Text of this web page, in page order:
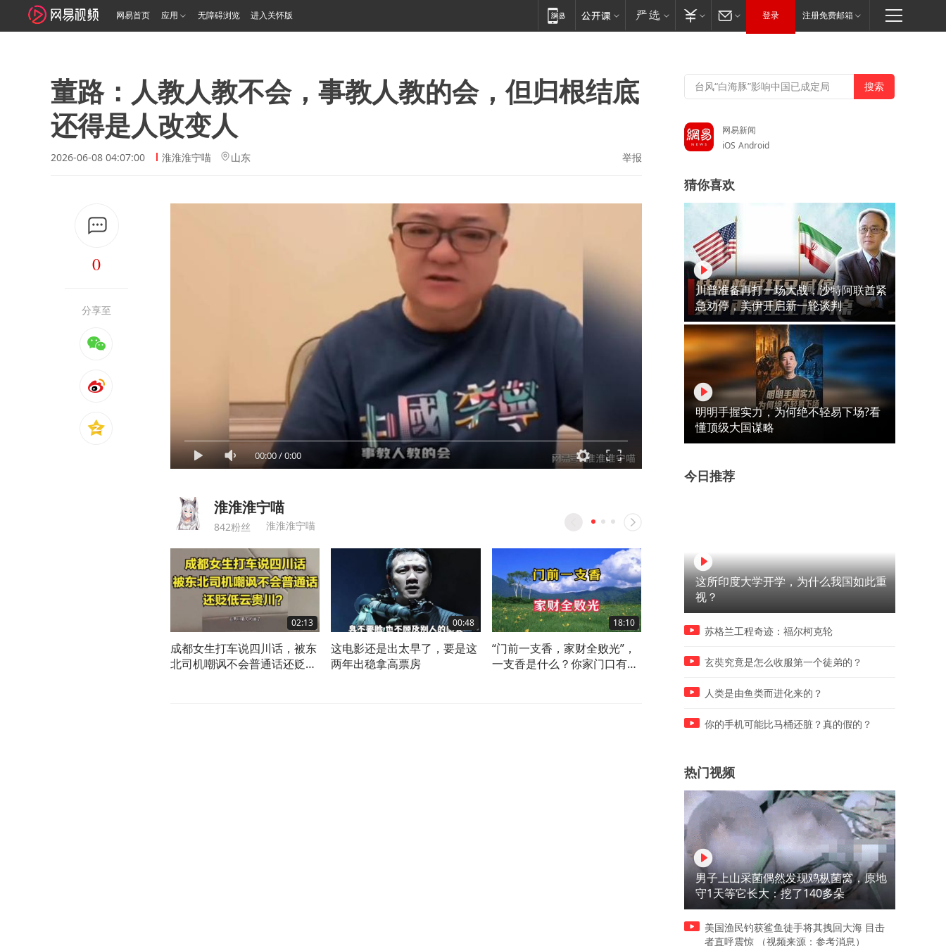
网易首页 应用 无障碍浏览 进入关怀版 登录 注册免费邮箱
董路：人教人教不会，事教人教的会，但归根结底
还得是人改变人
2026-06-08 04:07:00 淮淮淮宁喵 山东 举报
0
分享至
00:00/0:00
淮淮淮宁喵
842粉丝 淮淮淮宁喵
02:13
成都女生打车说四川话，被东
北司机嘲讽不会普通话还贬低
00:48
这电影还是出太早了，要是这
两年出稳拿高票房
18:10
“门前一支香，家财全败光”，
一支香是什么？你家门口有
沾烟酒死了5个，我78了，每
的人，他到底经历了什么？
网易新闻
iOS Android
猜你喜欢
川普准备再打一场大战，沙特阿联酋紧
急劝停，美伊开启新一轮谈判
明明手握实力，为何绝不轻易下场?看
懂顶级大国谋略
今日推荐
这所印度大学开学，为什么我国如此重
视？
苏格兰工程奇迹：福尔柯克轮
玄奘究竟是怎么收服第一个徒弟的？
人类是由鱼类而进化来的？
你的手机可能比马桶还脏？真的假的？
热门视频
男子上山采菌偶然发现鸡枞菌窝，原地
守1天等它长大：挖了140多朵
美国渔民钓获鲨鱼徒手将其拽回大海 目击
者直呼震惊 （视频来源：参考消息）